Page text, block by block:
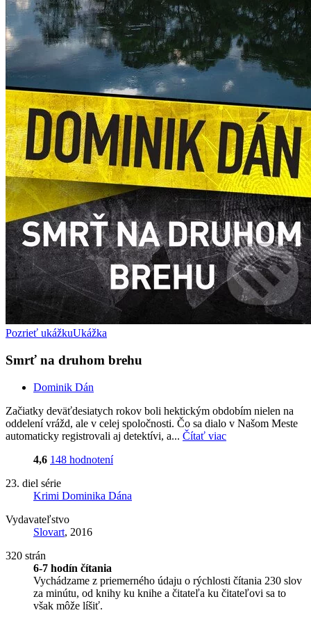
Pozrieť ukážkuUkážka
Smrť na druhom brehu
Dominik Dán
Začiatky deväťdesiatych rokov boli hektickým obdobím nielen na
oddelení vrážd, ale v celej spoločnosti. Čo sa dialo v Našom Meste
automaticky registrovali aj detektívi, a... Čítať viac
4,6 148 hodnotení
23. diel série
Krimi Dominika Dána
Vydavateľstvo
Slovart, 2016
320 strán
6-7 hodín čítania
Vychádzame z priemerného údaju o rýchlosti čítania 230 slov
za minútu, od knihy ku knihe a čitateľa ku čitateľovi sa to
však môže líšiť.